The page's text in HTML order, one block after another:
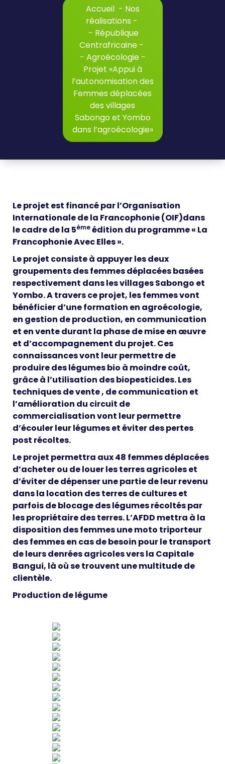
Accueil- Nos
réalisations-
- République
Centrafricaine -
- Agroécologie-
Projet «Appui à
l’autonomisation des
Femmes déplacées
des villages
Sabongo et Yombo
dans l’agroécologie»
Le projet est financé par l’Organisation
Internationale de la Francophonie (OIF)dans
le cadre de la 5èmeédition du programme « La
Francophonie Avec Elles ».
Le projet consiste à appuyer les deux
groupements des femmes déplacées basées
respectivement dans les villages Sabongo et
Yombo. A travers ce projet, les femmes vont
bénéficier d’une formation en agroécologie,
en gestion de production, en communication
et en vente durant la phase de mise en œuvre
et d’accompagnement du projet. Ces
connaissances vont leur permettre de
produire des légumes bio à moindre coût,
grâce à l’utilisation des biopesticides. Les
techniques de vente , de communication et
l’amélioration du circuit de
commercialisation vont leur permettre
d’écouler leur légumes et éviter des pertes
post récoltes.
Le projet permettra aux 48 femmes déplacées
d’acheter ou de louer les terres agricoles et
d’éviter de dépenser une partie de leur revenu
dans la location des terres de cultures et
parfois de blocage des légumes récoltés par
les propriétaire des terres. L’AFDD mettra à la
disposition des femmes une moto triporteur
des femmes en cas de besoin pour le transport
de leurs denrées agricoles vers la Capitale
Bangui, là où se trouvent une multitude de
clientèle.
Production de légume